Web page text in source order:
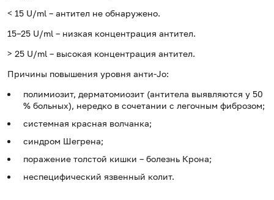
< 15 U/ml – антител не обнаружено.
15–25 U/ml – низкая концентрация антител.
> 25 U/ml – высокая концентрация антител.
Причины повышения уровня анти-Jo:
полимиозит, дерматомиозит (антитела выявляются у 50
% больных), нередко в сочетании с легочным фиброзом;
системная красная волчанка;
синдром Шегрена;
поражение толстой кишки – болезнь Крона;
неспецифический язвенный колит.